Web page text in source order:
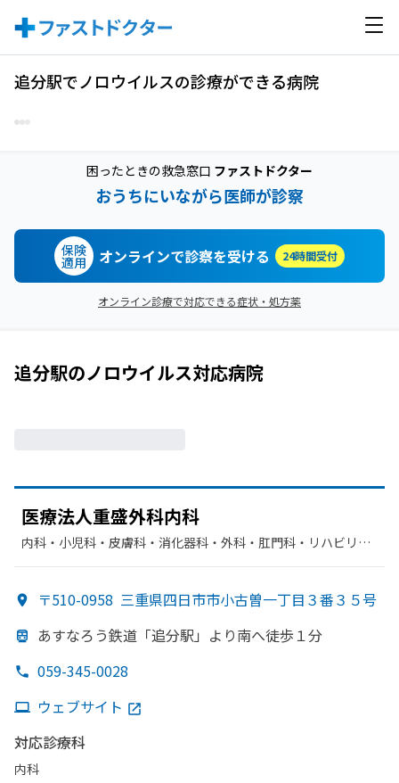
追分駅でノロウイルスの診療ができる病院
困ったときの救急窓口 ファストドクター
おうちにいながら医師が診察
保険
適用 オンラインで診察を受ける 24時間受付
オンライン診療で対応できる症状・処方薬
追分駅のノロウイルス対応病院
医療法人重盛外科内科
内科・​小児科・​皮膚科・​消化器科・​外科・​肛門科・​リハビリテ
〒510-0958 三重県四日市市小古曽一丁目３番３５号
あすなろう鉄道 「追分駅」より南へ徒歩１分
059-345-0028
ウェブサイト
対応診療科
内科